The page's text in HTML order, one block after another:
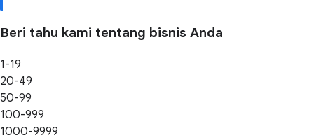
Beri tahu kami tentang bisnis Anda
1-19
20-49
50-99
100-999
1000-9999